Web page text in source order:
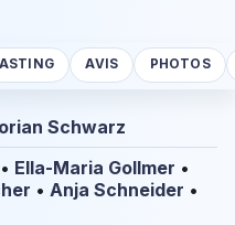
AVIS PHOTOS
Schwarz
• Ella-Maria Gollmer •
• Anja Schneider •